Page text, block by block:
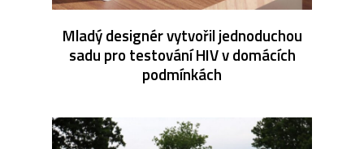
Mladý designér vytvořil jednoduchou
sadu pro testování HIV v domácích
podmínkách